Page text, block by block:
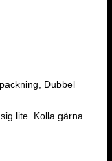
Dubbel
lite. Kolla gärna